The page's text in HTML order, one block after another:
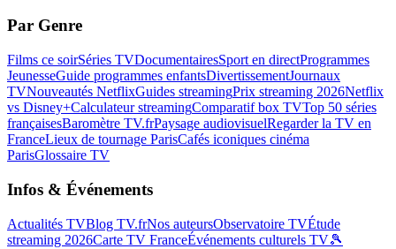
Par Genre
Films ce soirSéries TVDocumentairesSport en directProgrammes
JeunesseGuide programmes enfantsDivertissementJournaux
TVNouveautés NetflixGuides streamingPrix streaming 2026Netflix
vs Disney+Calculateur streamingComparatif box TVTop 50 séries
françaisesBaromètre TV.frPaysage audiovisuelRegarder la TV en
FranceLieux de tournage ParisCafés iconiques cinéma
ParisGlossaire TV
Infos & Événements
Actualités TVBlog TV.frNos auteursObservatoire TVÉtude
streaming 2026Carte TV FranceÉvénements culturels TV🎾